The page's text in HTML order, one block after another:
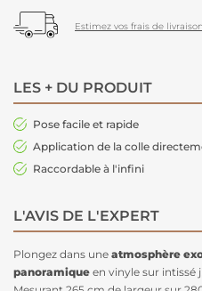
Estimez vos frais de
LES + DU PRODUIT
Pose facile et rapide
Application de la colle
Raccordable à l'infini
L'AVIS DE L'EXPERT
Plongez dans une atmosphère
panoramique en vinyle sur